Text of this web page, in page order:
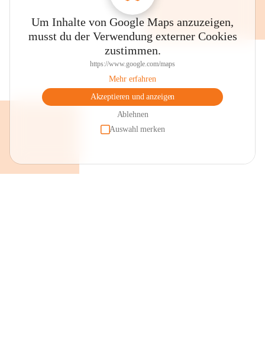
Um Inhalte von Google Maps anzuzeigen,
musst du der Verwendung externer Cookies
zustimmen.
https://www.google.com/maps
Mehr erfahren
Akzeptieren und anzeigen
Ablehnen
Auswahl merken